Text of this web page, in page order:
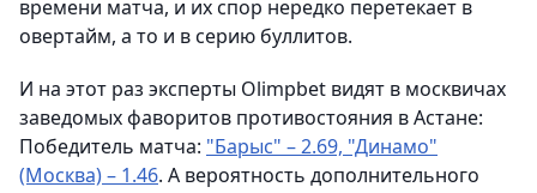
времени матча, и их спор нередко перетекает в
овертайм, а то и в серию буллитов.
И на этот раз эксперты Olimpbet видят в москвичах
заведомых фаворитов противостояния в Астане:
Победитель матча: "Барыс" – 2.69, "Динамо"
(Москва) – 1.46. А вероятность дополнительного